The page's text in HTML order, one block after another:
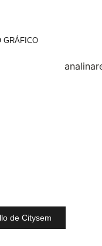
GRÁFICO
de Citysem